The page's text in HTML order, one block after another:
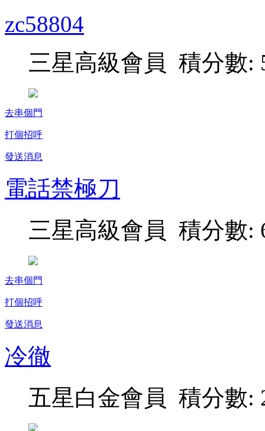
zc58804
三星高級會員 積分數:
去串個門
打個招呼
發送消息
電話禁極刀
三星高級會員 積分數:
去串個門
打個招呼
發送消息
冷徹
五星白金會員 積分數: